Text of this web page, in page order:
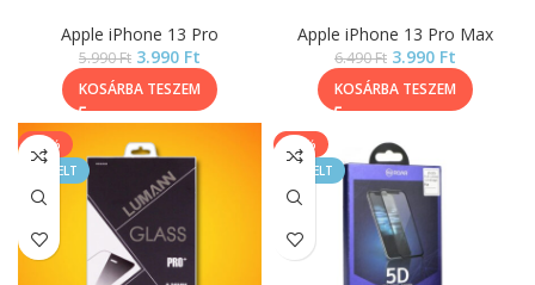
Apple iPhone 13 Pro
5.990Ft 3.990 Ft
KOSÁRBA TESZEM
Apple iPhone 13 Pro Max
6.490Ft 3.990 Ft
KOSÁRBA TESZEM
-33%
KIEMELT
-29%
KIEMELT